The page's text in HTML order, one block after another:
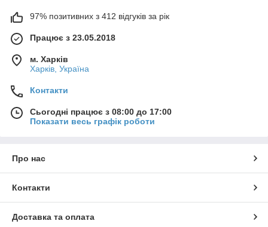
97% позитивних з 412 відгуків за рік
Працює з 23.05.2018
м. Харків
Харків, Україна
Контакти
Сьогодні працює з 08:00 до 17:00
Показати весь графік роботи
Про нас
Контакти
Доставка та оплата